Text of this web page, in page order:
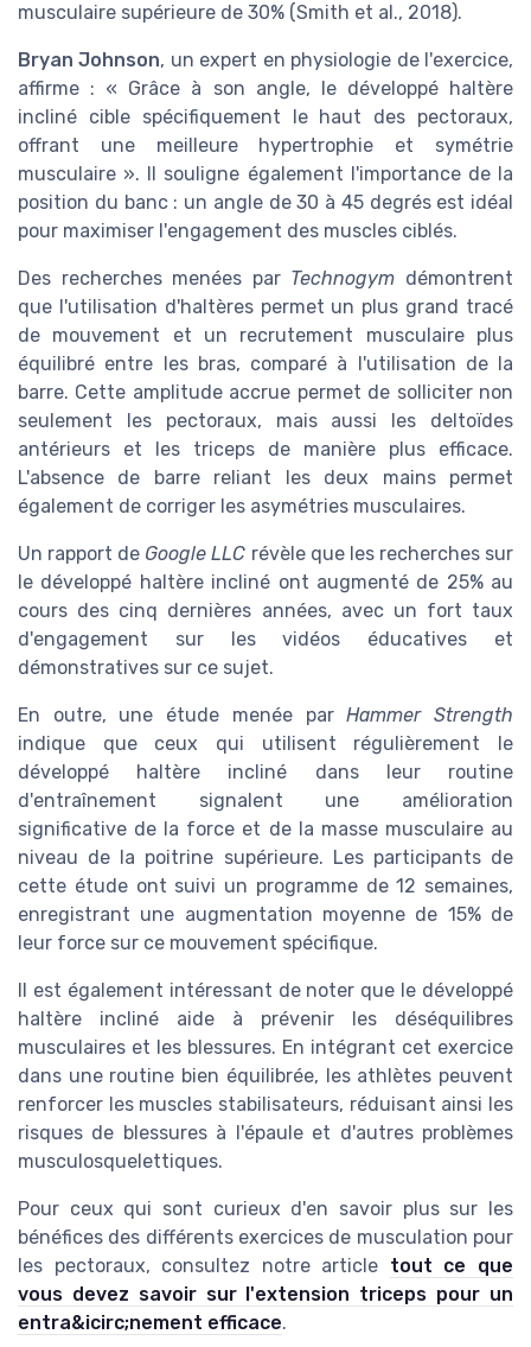
musculaire supérieure de 30% (Smith et al., 2018).
Bryan Johnson, un expert en physiologie de l'exercice,
affirme : « Grâce à son angle, le développé haltère
incliné cible spécifiquement le haut des pectoraux,
offrant une meilleure hypertrophie et symétrie
musculaire ». Il souligne également l'importance de la
position du banc : un angle de 30 à 45 degrés est idéal
pour maximiser l'engagement des muscles ciblés.
Des recherches menées par Technogym démontrent
que l'utilisation d'haltères permet un plus grand tracé
de mouvement et un recrutement musculaire plus
équilibré entre les bras, comparé à l'utilisation de la
barre. Cette amplitude accrue permet de solliciter non
seulement les pectoraux, mais aussi les deltoïdes
antérieurs et les triceps de manière plus efficace.
L'absence de barre reliant les deux mains permet
également de corriger les asymétries musculaires.
Un rapport de Google LLC révèle que les recherches sur
le développé haltère incliné ont augmenté de 25% au
cours des cinq dernières années, avec un fort taux
d'engagement sur les vidéos éducatives et
démonstratives sur ce sujet.
En outre, une étude menée parHammer Strength
indique que ceux qui utilisent régulièrement le
développé haltère incliné dans leur routine
d'entraînement signalent une amélioration
significative de la force et de la masse musculaire au
niveau de la poitrine supérieure. Les participants de
cette étude ont suivi un programme de 12 semaines,
enregistrant une augmentation moyenne de 15% de
leur force sur ce mouvement spécifique.
Il est également intéressant de noter que le développé
haltère incliné aide à prévenir les déséquilibres
musculaires et les blessures. En intégrant cet exercice
dans une routine bien équilibrée, les athlètes peuvent
renforcer les muscles stabilisateurs, réduisant ainsi les
risques de blessures à l'épaule et d'autres problèmes
musculosquelettiques.
Pour ceux qui sont curieux d'en savoir plus sur les
bénéfices des différents exercices de musculation pour
les pectoraux, consultez notre article tout ce que
vous devez savoir sur l'extension triceps pour un
entra&icirc;nement efficace.